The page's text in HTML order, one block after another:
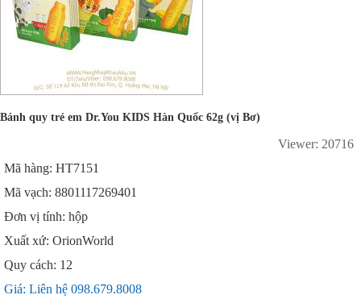
Bánh quy trẻ em Dr.You KIDS Hàn Quốc 62g (vị Bơ)
Viewer: 20716
Mã hàng: HT7151
Mã vạch: 8801117269401
Đơn vị tính: hộp
Xuất xứ: OrionWorld
Quy cách: 12
Giá: Liên hệ 098.679.8008